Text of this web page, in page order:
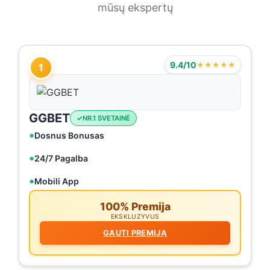
mūsų ekspertų
1 9.4/10★★★★★
GGBET NR.1 SVETAINĖ
Dosnus Bonusas
24/7 Pagalba
Mobili App
100% Premija
EKSKLUZYVUS
GAUTI PREMIJĄ